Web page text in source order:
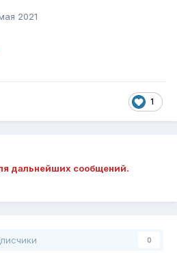
2021
1
дальнейших сообщений.
0